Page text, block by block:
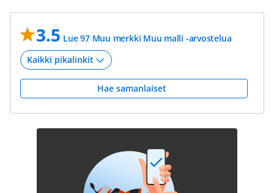
3.5 Lue 97 Muu merkki Muu malli -arvostelua
Hae samanlaiset